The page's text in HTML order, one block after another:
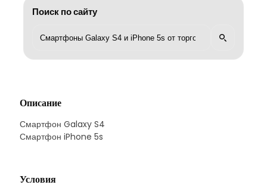
Поиск по сайту
Описание
Смартфон Galaxy S4
Смартфон iPhone 5s
Условия